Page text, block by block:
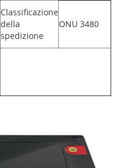
Classificazione
della
spedizione
ONU 3480